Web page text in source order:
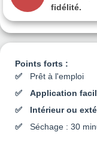
Points forts :
Prêt à l'emploi
Application
Intérieur ou
Séchage : 30
fidélité.